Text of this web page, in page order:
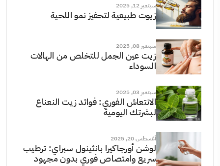
سبتمبر 12, 2025
زيوت طبيعية لتحفيز نمو اللحية
سبتمبر 08, 2025
زيت عين الجمل للتخلص من الهالات
السوداء
سبتمبر 03, 2025
الانتعاش الفوري: فوائد زيت النعناع
لبشرتك اليومية
أغسطس 20, 2025
لوشن أورجاكيرا بانثينول سبراي: ترطيب
سريع وامتصاص فوري بدون مجهود